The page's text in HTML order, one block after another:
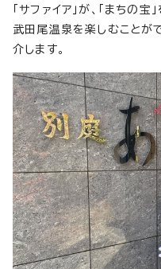
「サファイア」が、「まちの
武田尾温泉を楽しむことが
介します。